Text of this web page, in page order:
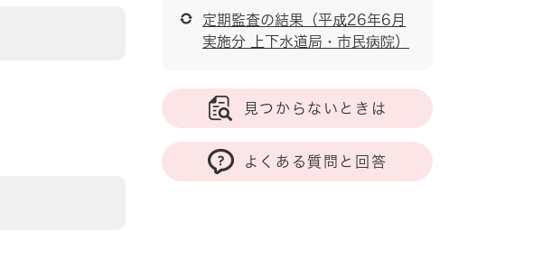
定期監査の結果（平成26年6月
実施分 上下水道局・市民病院）
見つからないときは
よくある質問と回答